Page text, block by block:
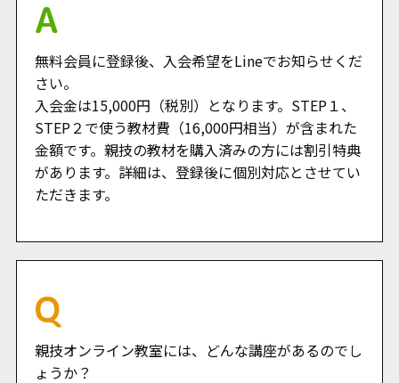
無料会員に登録後、入会希望をLineでお知らせくだ
さい。
入会金は15,000円（税別）となります。STEP１、
STEP２で使う教材費（16,000円相当）が含まれた
金額です。親技の教材を購入済みの方には割引特典
があります。詳細は、登録後に個別対応とさせてい
ただきます。
親技オンライン教室には、どんな講座があるのでし
ょうか？